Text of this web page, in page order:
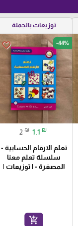
توزيعات بالجملة
favorite_border -44%
2 ₪ 1.1 ₪
تعلم الارقام الحسابية -
سلسلة تعلم معنا
المصغرة - | توزيعات |
add_shopping_cart